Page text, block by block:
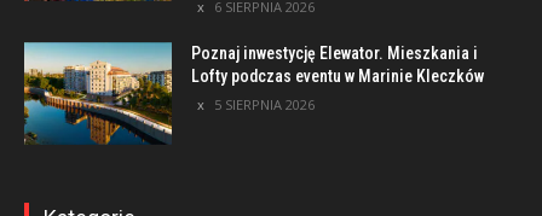
6 SIERPNIA 2026
Poznaj inwestycję Elewator. Mieszkania i
Lofty podczas eventu w Marinie Kleczków
5 SIERPNIA 2026